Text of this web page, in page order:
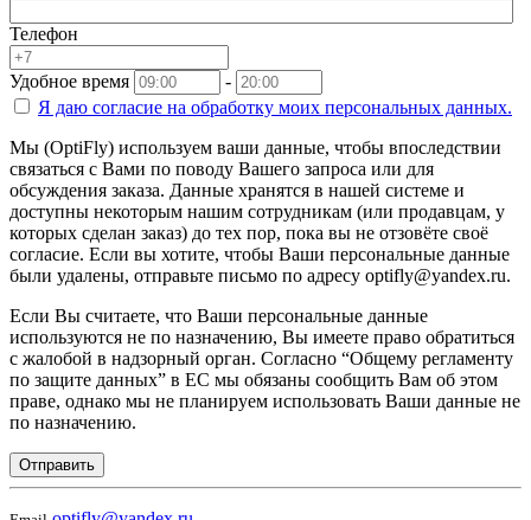
Телефон
Удобное время
-
Я даю согласие на обработку моих персональных данных.
Мы (OptiFly) используем ваши данные, чтобы впоследствии
связаться с Вами по поводу Вашего запроса или для
обсуждения заказа. Данные хранятся в нашей системе и
доступны некоторым нашим сотрудникам (или продавцам, у
которых сделан заказ) до тех пор, пока вы не отзовёте своё
согласие. Если вы хотите, чтобы Ваши персональные данные
были удалены, отправьте письмо по адресу optifly@yandex.ru.
Если Вы считаете, что Ваши персональные данные
используются не по назначению, Вы имеете право обратиться
с жалобой в надзорный орган. Согласно “Общему регламенту
по защите данных” в ЕС мы обязаны сообщить Вам об этом
праве, однако мы не планируем использовать Ваши данные не
по назначению.
Отправить